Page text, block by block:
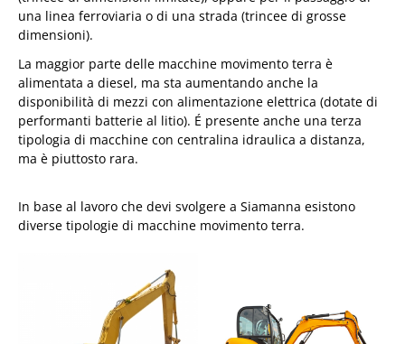
una linea ferroviaria o di una strada (trincee di grosse
dimensioni).
La maggior parte delle macchine movimento terra è
alimentata a diesel, ma sta aumentando anche la
disponibilità di mezzi con alimentazione elettrica (dotate di
performanti batterie al litio). É presente anche una terza
tipologia di macchine con centralina idraulica a distanza,
ma è piuttosto rara.
In base al lavoro che devi svolgere a Siamanna esistono
diverse tipologie di macchine movimento terra.